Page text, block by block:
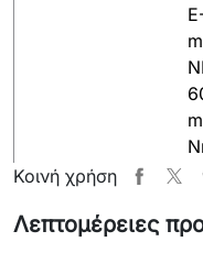
Κοινή χρήση
Λεπτομέρειες